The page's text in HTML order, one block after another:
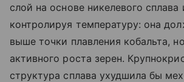
слой на основе никелевого сплава
контролируя температуру: она
выше точки плавления кобальта,
активного роста зерен.
структура сплава ухудшила бы